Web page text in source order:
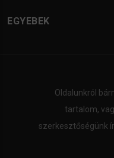
EGYEBEK
Oldalunkról
tartalom,
szerkesztőségünk